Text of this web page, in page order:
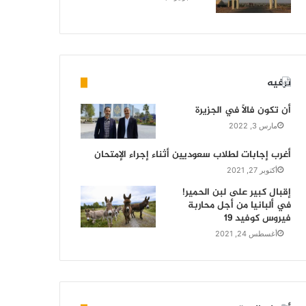
ترفيه
أن تكون فالاً في الجزيرة
مارس 3, 2022
أغرب إجابات لطلاب سعوديين أثناء إجراء الإمتحان
أكتوبر 27, 2021
إقبال كبير على لبن الحمير!
في ألبانيا من أجل محاربة
فيروس كوفيد 19
أغسطس 24, 2021